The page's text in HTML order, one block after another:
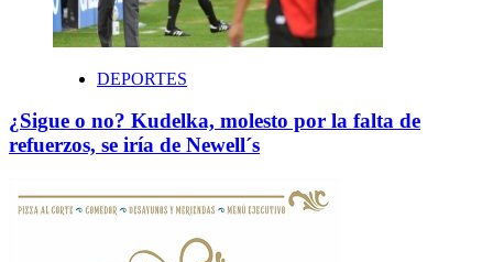
DEPORTES
¿Sigue o no? Kudelka, molesto por la falta de
refuerzos, se iría de Newell´s